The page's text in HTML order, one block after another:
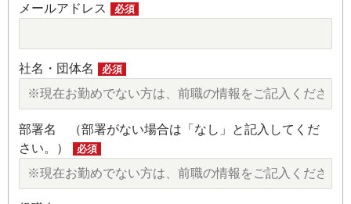
メールアドレス 必須
社名・団体名 必須
部署名 （部署がない場合は「なし」と記入してくだ
さい。）
必須